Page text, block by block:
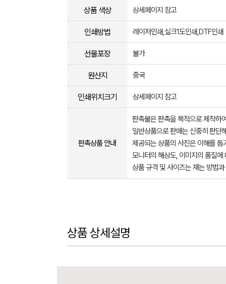
상품 색상 상세페이지 참고
인쇄방법 레이저인쇄,실크1도인쇄,DTF인쇄
선물포장 불가
원산지 중국
인쇄위치크기 상세페이지 참고
판촉상품 안내
판촉물은 판촉을 목적으로 제작하
일반상품으로 판매는 신중히 판단
제공되는 상품의 사진은 이해를
모니터의 해상도, 이미지의 품질
상품 규격 및 사이즈는 재는 방법
상품 상세설명